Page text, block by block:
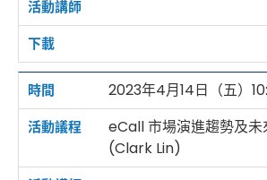
2023年4月14日（五）
eCall 市場演進趨勢及
(Clark Lin)